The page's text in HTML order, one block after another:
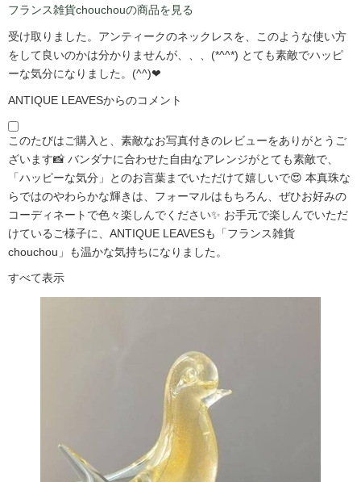
フランス雑貨chouchouの商品を見る
受け取りました。アンティークのネックレスを、このような使い方
をして良いのかは分かりませんが、、、(*^^*) とても素敵でハッピ
ーな気分になりました。(^^)❤
ANTIQUE LEAVESからのコメント
このたびはご購入と、素敵なお写真付きのレビューをありがとうご
ざいます📸 バンダナに合わせた自由なアレンジがとても素敵で、
「ハッピーな気分」とのお言葉までいただけて嬉しいで😍 本真珠な
らではのやわらかな輝きは、フォーマルはもちろん、ぜひお好みの
コーディネートで色々楽しんでください✨ お手元で楽しんでいただ
けているご様子に、ANTIQUE LEAVESも「フランス雑貨
chouchou」も温かな気持ちになりました。
すべて表示